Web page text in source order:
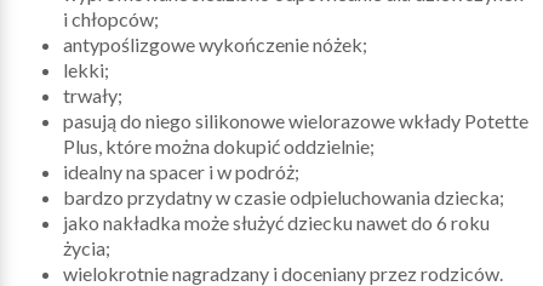
i chłopców;
antypoślizgowe wykończenie nóżek;
lekki;
trwały;
pasują do niego silikonowe wielorazowe wkłady Potette
Plus, które można dokupić oddzielnie;
idealny na spacer i w podróż;
bardzo przydatny w czasie odpieluchowania dziecka;
jako nakładka może służyć dziecku nawet do 6 roku
życia;
wielokrotnie nagradzany i doceniany przez rodziców.